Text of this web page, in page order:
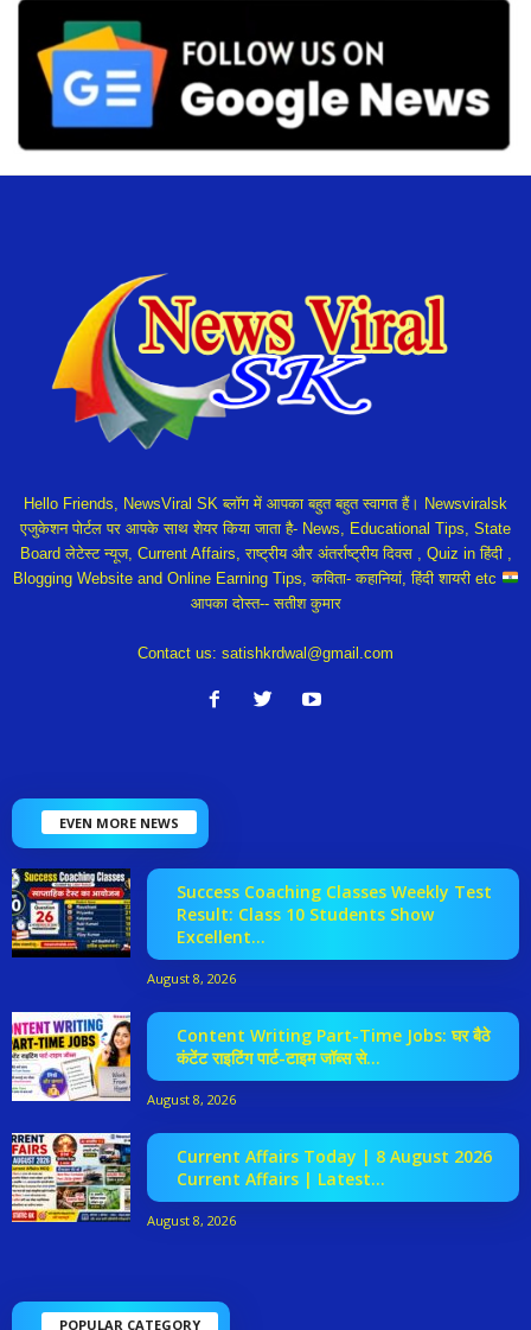
Hello Friends, NewsViral SK ब्लॉग में आपका बहुत बहुत स्वागत हैं। Newsviralsk
एजुकेशन पोर्टल पर आपके साथ शेयर किया जाता है- News, Educational Tips, State
Board लेटेस्ट न्यूज, Current Affairs, राष्ट्रीय और अंतर्राष्ट्रीय दिवस , Quiz in हिंदी ,
Blogging Website and Online Earning Tips, कविता- कहानियां, हिंदी शायरी etc
आपका दोस्त-- सतीश कुमार
Contact us: satishkrdwal@gmail.com
EVEN MORE NEWS
Success Coaching Classes Weekly Test
Result: Class 10 Students Show
Excellent...
August 8, 2026
Content Writing Part-Time Jobs: घर बैठे
कंटेंट राइटिंग पार्ट-टाइम जॉब्स से...
August 8, 2026
Current Affairs Today | 8 August 2026
Current Affairs | Latest...
August 8, 2026
POPULAR CATEGORY